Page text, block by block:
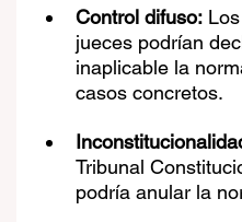
Control difuso: Los
jueces podrían
inaplicable la
casos concretos.
Tribunal
podría anular la